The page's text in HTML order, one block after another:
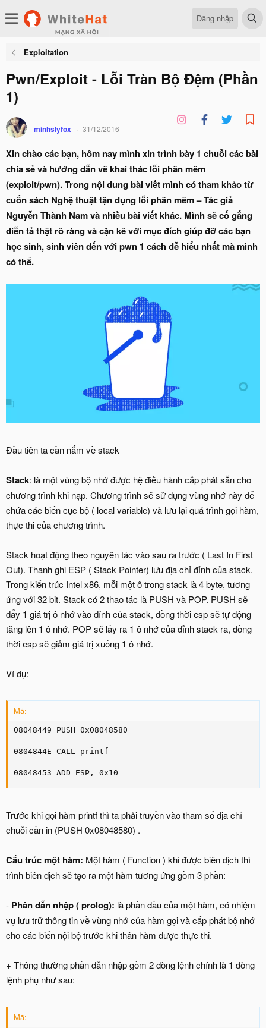
Đăng nhập
Exploitation
Pwn/Exploit - Lỗi Tràn Bộ Đệm (Phần
1)
minhslyfox 31/12/2016
Xin chào các bạn, hôm nay mình xin trình bày 1 chuỗi các bài
chia sẻ và hướng dẫn về khai thác lỗi phần mềm
(exploit/pwn). Trong nội dung bài viết mình có tham khảo từ
cuốn sách Nghệ thuật tận dụng lỗi phần mềm – Tác giả
Nguyễn Thành Nam và nhiều bài viết khác. Mình sẽ cố gắng
diễn tả thật rõ ràng và cặn kẽ với mục đích giúp đỡ các bạn
học sinh, sinh viên đến với pwn 1 cách dễ hiểu nhất mà mình
có thể.
Đầu tiên ta cần nắm về stack
Stack: là một vùng bộ nhớ được hệ điều hành cấp phát sẵn cho
chương trình khi nạp. Chương trình sẽ sử dụng vùng nhớ này để
chứa các biến cục bộ ( local variable) và lưu lại quá trình gọi hàm,
thực thi của chương trình.
Stack hoạt động theo nguyên tác vào sau ra trước ( Last In First
Out). Thanh ghi ESP ( Stack Pointer) lưu địa chỉ đỉnh của stack.
Trong kiến trúc Intel x86, mỗi một ô trong stack là 4 byte, tương
ứng với 32 bit. Stack có 2 thao tác là PUSH và POP. PUSH sẽ
đẩy 1 giá trị ô nhớ vào đỉnh của stack, đồng thời esp sẽ tự động
tăng lên 1 ô nhớ. POP sẽ lấy ra 1 ô nhớ của đỉnh stack ra, đồng
thời esp sẽ giảm giá trị xuống 1 ô nhớ.
Ví dụ:
Mã:
08048449 PUSH 0x08048580
0804844E CALL printf
08048453 ADD ESP, 0x10
Trước khi gọi hàm printf thì ta phải truyền vào tham số địa chỉ
chuỗi cần in (PUSH 0x08048580) .
Cấu trúc một hàm: Một hàm ( Function ) khi được biên dịch thì
trình biên dịch sẽ tạo ra một hàm tương ứng gồm 3 phần:
- Phần dẫn nhập ( prolog): là phần đầu của một hàm, có nhiệm
vụ lưu trữ thông tin về vùng nhớ của hàm gọi và cấp phát bộ nhớ
cho các biến nội bộ trước khi thân hàm được thực thi.
+ Thông thường phần dẫn nhập gồm 2 dòng lệnh chính là 1 dòng
lệnh phụ như sau:
Mã: